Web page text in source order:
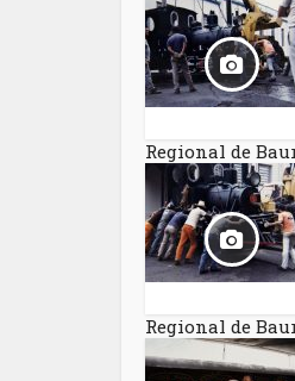
Regional de
Regional de